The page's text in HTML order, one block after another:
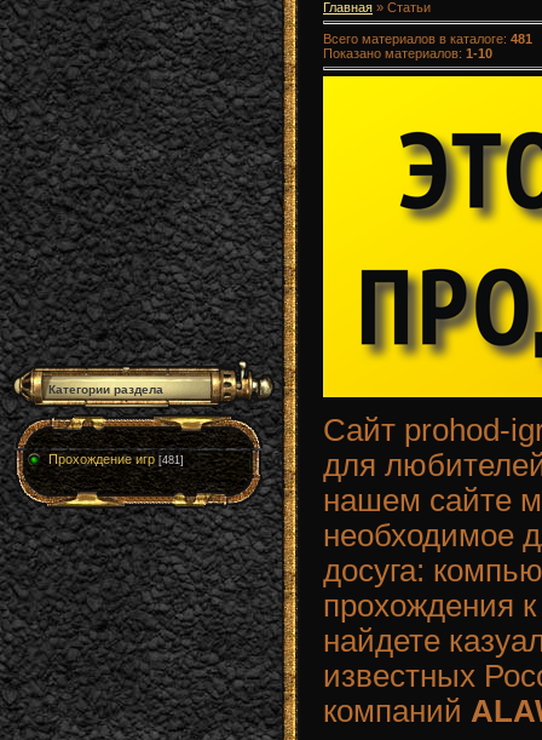
Категории раздела
Прохождение игр [481]
Главная » Статьи
Всего материалов в каталоге: 481
Показано материалов: 1-10
Сайт prohod-
для
нашем сайте
необходимое
досуга:
прохождения
найдете
известных
компаний